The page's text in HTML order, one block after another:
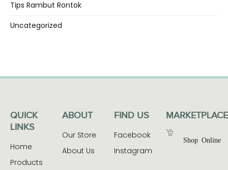
Tips Rambut Rontok
Uncategorized
QUICK
LINKS
Home
Products
ABOUT
Our Store
About Us
FIND US
Facebook
Instagram
MARKETPLACE
Shop Online